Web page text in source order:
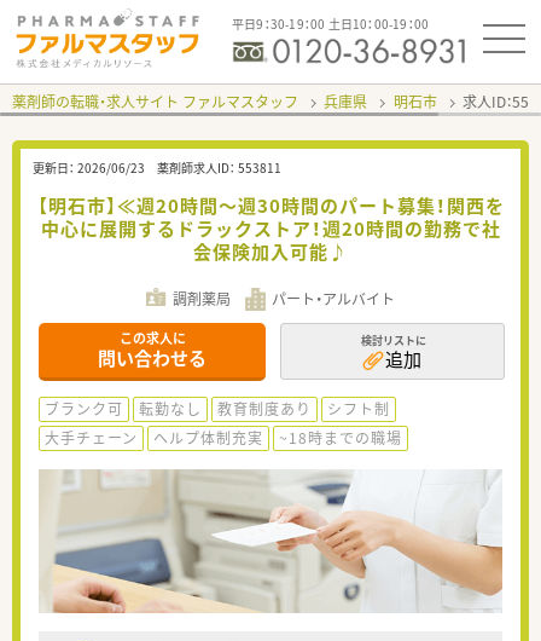
平日9：30-19：00 土日10：00-19：00
薬剤師の転職・求人サイト ファルマスタッフ 兵庫県 明石市 求人ID：
更新日： 2026/06/23 薬剤師求人ID： 553811
【明石市】≪週20時間～週30時間のパート募集！関西を
中心に展開するドラックストア！週20時間の勤務で社
会保険加入可能♪
調剤薬局 パート・アルバイト
この求人に
問い合わせる
検討リストに
追加
ブランク可 転勤なし 教育制度あり
シフト制
大手チェーン
ヘルプ体制充実 ~18時までの職場